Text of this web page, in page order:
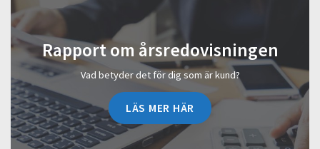
Rapport om årsredovisningen
Vad betyder det för dig som är kund?
LÄS MER HÄR